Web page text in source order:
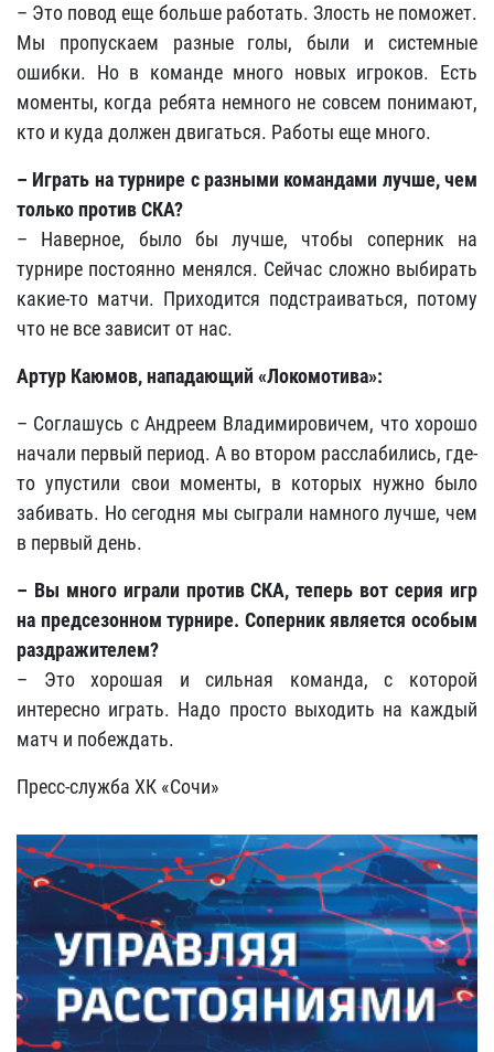
– Это повод еще больше работать. Злость не поможет.
Мы пропускаем разные голы, были и системные
ошибки. Но в команде много новых игроков. Есть
моменты, когда ребята немного не совсем понимают,
кто и куда должен двигаться. Работы еще много.
– Играть на турнире с разными командами лучше, чем
только против СКА?
– Наверное, было бы лучше, чтобы соперник на
турнире постоянно менялся. Сейчас сложно выбирать
какие-то матчи. Приходится подстраиваться, потому
что не все зависит от нас.
Артур Каюмов, нападающий «Локомотива»:
– Соглашусь с Андреем Владимировичем, что хорошо
начали первый период. А во втором расслабились, где-
то упустили свои моменты, в которых нужно было
забивать. Но сегодня мы сыграли намного лучше, чем
в первый день.
– Вы много играли против СКА, теперь вот серия игр
на предсезонном турнире. Соперник является особым
раздражителем?
– Это хорошая и сильная команда, с которой
интересно играть. Надо просто выходить на каждый
матч и побеждать.
Пресс-служба ХК «Сочи»